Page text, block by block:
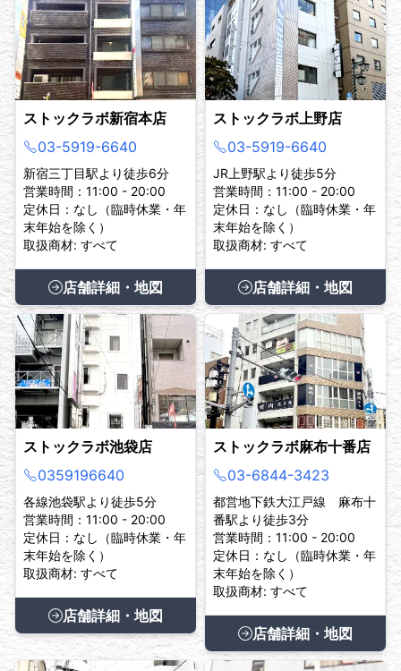
ストックラボ新宿本店
03-5919-6640
新宿三丁目駅より徒歩6分
営業時間：11:00 - 20:00
定休日：なし（臨時休業・年
末年始を除く）
取扱商材: すべて
店舗詳細・地図
ストックラボ上野店
03-5919-6640
JR上野駅より徒歩5分
営業時間：11:00 - 20:00
定休日：なし（臨時休業・年
末年始を除く）
取扱商材: すべて
店舗詳細・地図
ストックラボ池袋店
0359196640
各線池袋駅より徒歩5分
営業時間：11:00 - 20:00
定休日：なし（臨時休業・年
末年始を除く）
取扱商材: すべて
店舗詳細・地図
ストックラボ麻布十番店
03-6844-3423
都営地下鉄大江戸線 麻布十
番駅より徒歩3分
営業時間：11:00 - 20:00
定休日：なし（臨時休業・年
末年始を除く）
取扱商材: すべて
店舗詳細・地図